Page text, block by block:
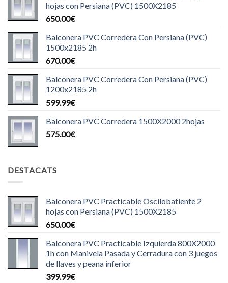
hojas con Persiana (PVC) 1500X2185
650.00€
Balconera PVC Corredera Con Persiana (PVC)
1500x2185 2h
670.00€
Balconera PVC Corredera Con Persiana (PVC)
1200x2185 2h
599.99€
Balconera PVC Corredera 1500X2000 2hojas
575.00€
DESTACATS
Balconera PVC Practicable Oscilobatiente 2
hojas con Persiana (PVC) 1500X2185
650.00€
Balconera PVC Practicable Izquierda 800X2000
1h con Manivela Pasada y Cerradura con 3 juegos
de llaves y peana inferior
399.99€